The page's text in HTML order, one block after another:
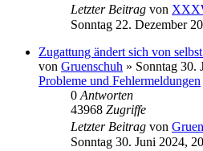
Letzter Beitrag von
Sonntag 22. Dezember
Zugattung ändert sich von
von Gruenschuh » Sonntag 30.
Probleme und Fehlermeldungen
0 Antworten
43968 Zugriffe
Letzter Beitrag von
Sonntag 30. Juni 2024,